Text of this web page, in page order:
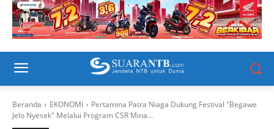
Beranda EKONOMI
Pertamina Patra Niaga Dukung Festival "Begawe
Jelo Nyesek" Melalui Program CSR Mina...